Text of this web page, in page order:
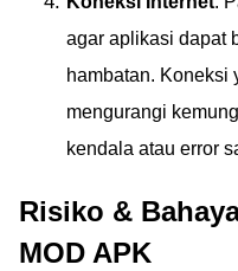
agar aplikasi dapat
hambatan. Koneksi
mengurangi
kendala atau error
Risiko &
MOD APK